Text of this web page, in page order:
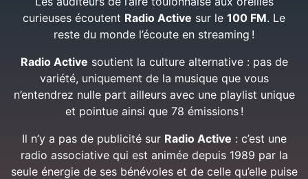
curieuses écoutent Radio Active sur le 100 FM. Le
reste du monde l’écoute en streaming !
Radio Active soutient la culture alternative : pas de
variété, uniquement de la musique que vous
n’entendrez nulle part ailleurs avec une playlist unique
et pointue ainsi que 78 émissions !
Il n’y a pas de publicité sur Radio Active : c’est une
radio associative qui est animée depuis 1989 par la
seule énergie de ses bénévoles et de celle qu’elle puise